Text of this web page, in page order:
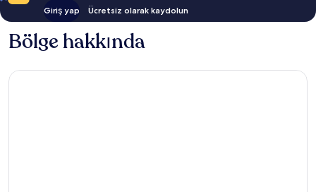
Giriş yap Ücretsiz olarak kaydolun
Bölge hakkında